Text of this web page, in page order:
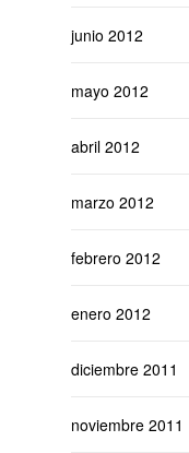
junio 2012
mayo 2012
abril 2012
marzo 2012
febrero 2012
enero 2012
diciembre 2011
noviembre 2011